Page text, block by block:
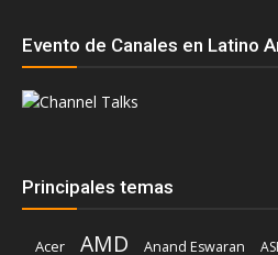
Evento de Canales en Latino
Principales temas
Acer AMD Anand Eswaran